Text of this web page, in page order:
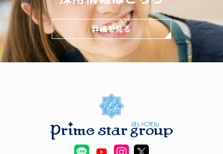
詳細を見る